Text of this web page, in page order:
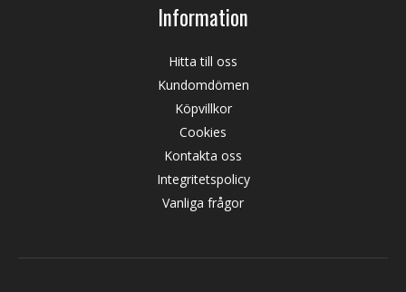
Information
Hitta till oss
Kundomdömen
Köpvillkor
Cookies
Kontakta oss
Integritetspolicy
Vanliga frågor